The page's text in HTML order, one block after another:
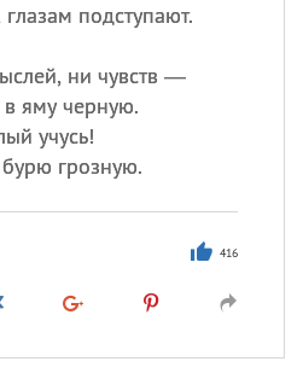
подступают.
ни чувств —
в яму черную.
учусь!
грозную.
416